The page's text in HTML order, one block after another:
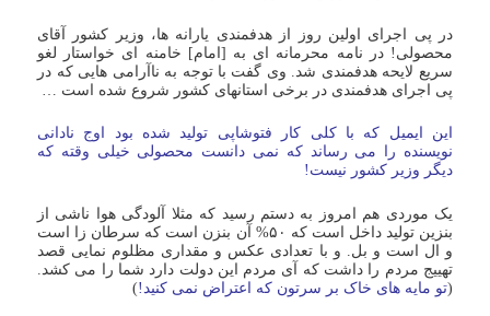
در پی اجرای اولین روز از هدفمندی یارانه ها، وزیر کشور آقای
محصولی! در نامه محرمانه ای به [امام] خامنه ای خواستار لغو
سریع لایحه هدفمندی شد. وی گفت با توجه به ناآرامی هایی که در
پی اجرای هدفمندی در برخی استانهای کشور شروع شده است …
این ایمیل که با کلی کار فتوشاپی تولید شده بود اوج نادانی
نویسنده را می رساند که نمی دانست محصولی خیلی وقته که
دیگر وزیر کشور نیست!
یک موردی هم امروز به دستم رسید که مثلا آلودگی هوا ناشی از
بنزین تولید داخل است که ۵۰% آن بنزن است که سرطان زا است
و ال است و بل. و با تعدادی عکس و مقداری مظلوم نمایی قصد
تهییج مردم را داشت که آی مردم این دولت دارد شما را می کشد.
(تو مایه های خاک بر سرتون که اعتراض نمی کنید!)